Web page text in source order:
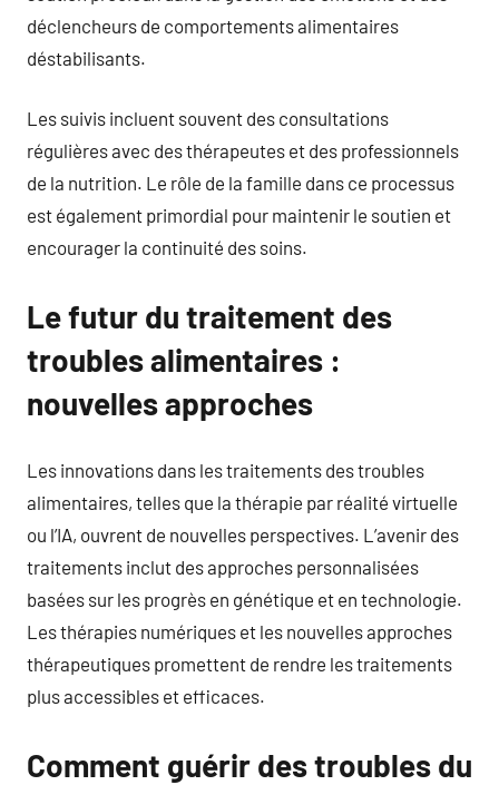
déclencheurs de comportements alimentaires
déstabilisants.
Les suivis incluent souvent des consultations
régulières avec des thérapeutes et des professionnels
de la nutrition. Le rôle de la famille dans ce processus
est également primordial pour maintenir le soutien et
encourager la continuité des soins.
Le futur du traitement des
troubles alimentaires :
nouvelles approches
Les innovations dans les traitements des troubles
alimentaires, telles que la thérapie par réalité virtuelle
ou l’IA, ouvrent de nouvelles perspectives. L’avenir des
traitements inclut des approches personnalisées
basées sur les progrès en génétique et en technologie.
Les thérapies numériques et les nouvelles approches
thérapeutiques promettent de rendre les traitements
plus accessibles et efficaces.
Comment guérir des troubles du